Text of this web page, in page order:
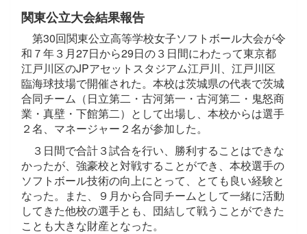
関東公立大会結果報告
第30回関東公立高等学校女子ソフトボール大会が令
和７年３月27日から29日の３日間にわたって東京都
江戸川区のJPアセットスタジアム江戸川、江戸川区
臨海球技場で開催された。本校は茨城県の代表で茨城
合同チーム（日立第二・古河第一・古河第二・鬼怒商
業・真壁・下館第二）として出場し、本校からは選手
２名、マネージャー２名が参加した。
３日間で合計３試合を行い、勝利することはできな
かったが、強豪校と対戦することができ、本校選手の
ソフトボール技術の向上にとって、とても良い経験と
なった。また、９月から合同チームとして一緒に活動
してきた他校の選手とも、団結して戦うことができた
ことも大きな財産となった。